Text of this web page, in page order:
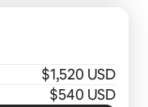
$1,520 USD
$540 USD